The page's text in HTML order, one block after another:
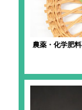
農薬・化学肥
用！ハーブ初
シュバジル